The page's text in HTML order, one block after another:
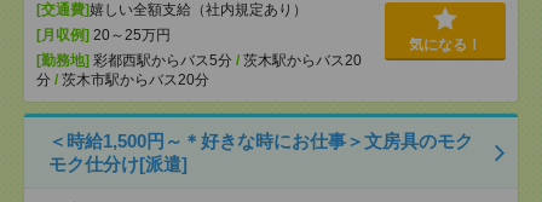
[交通費]嬉しい全額支給（社内規定あり）
[月収例] 20～25万円
[勤務地] 彩都西駅からバス5分 / 茨木駅からバス20
分 / 茨木市駅からバス20分
気になる！
＜時給1,500円～＊好きな時にお仕事＞文房具のモク
モク仕分け[派遣]